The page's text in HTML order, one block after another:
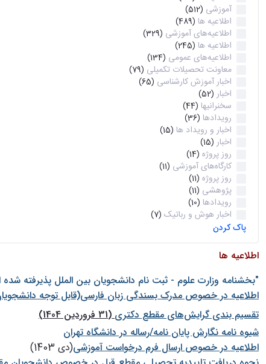
آموزشی (512)
اطلاعیه ها (489)
اطلاعیه‌های‌ آموزشی (329)
اطلاعیه ها (245)
اطلاعیه‌های عمومی (134)
معاونت تحصیلات تکمیلی (79)
اخبار آموزش کارشناسی (65)
اخبار (52)
سخنرانیها (44)
رویدادها (36)
اخبار و رویداد ها (15)
اخبار (15)
روز پروژه (14)
کارگاه‌های آموزشی (11)
روز پروژه (11)
پژوهشی (11)
رویدادها (10)
اخبار هوش و رباتیک (7)
پاک کردن
اطلاعیه ها
"بخشنامه وزارت علوم - ثبت نام دانشجويان بين الملل پذيرفته
اطلاعیه در خصوص مدرک بسندگی زبان فارسی(قابل توجه
تقسیم بندی گرایش‌های مقطع دکتری(31 فروردین 1404)
شيوه نامه نگارش پايان نامه/رساله در دانشگاه تهران
اطلاعیه در خصوص ارسال فرم درخواست آموزشی(دی 1403)